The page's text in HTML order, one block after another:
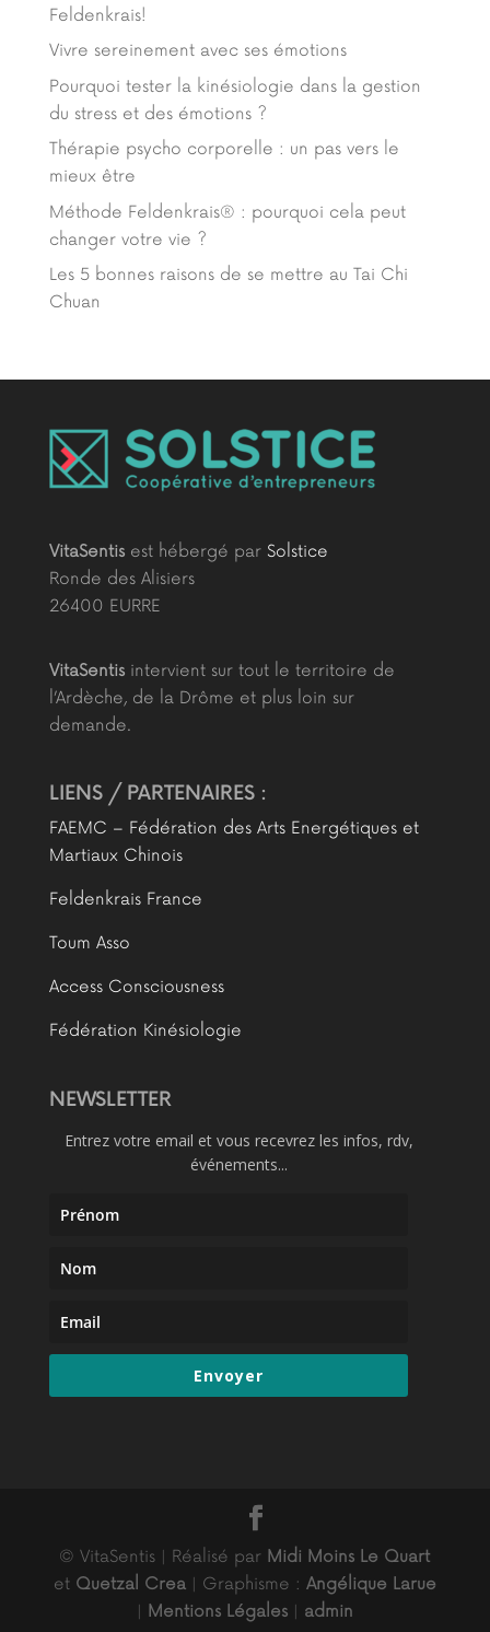
Feldenkrais!
Vivre sereinement avec ses émotions
Pourquoi tester la kinésiologie dans la gestion
du stress et des émotions ?
Thérapie psycho corporelle : un pas vers le
mieux être
Méthode Feldenkrais® : pourquoi cela peut
changer votre vie ?
Les 5 bonnes raisons de se mettre au Tai Chi
Chuan
VitaSentisest hébergé par Solstice
Ronde des Alisiers
26400 EURRE
VitaSentisintervient sur tout le territoire de
l’Ardèche, de la Drôme et plus loin sur
demande.
LIENS / PARTENAIRES :
FAEMC – Fédération des Arts Energétiques et
Martiaux Chinois
Feldenkrais France
Toum Asso
Access Consciousness
Fédération Kinésiologie
NEWSLETTER
Entrez votre email et vous recevrez les infos, rdv,
événements...
Envoyer
© VitaSentis | Réalisé par Midi Moins Le Quart
et Quetzal Crea| Graphisme : Angélique Larue
| Mentions Légales| admin